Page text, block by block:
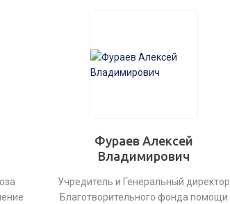
Фураев Алексей
Владимирович
Учредитель и Генеральный директор
Благотворительного фонда помощи